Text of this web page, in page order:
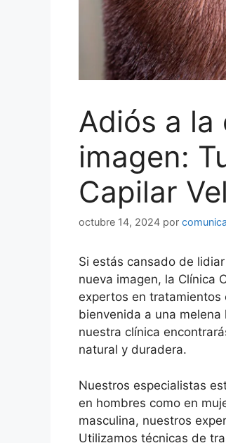
Adiós a la
imagen:
Capilar
octubre 14, 2024 por
Si estás cansado de
nueva imagen, la Clínica
expertos en tratamientos
bienvenida a una
nuestra clínica
natural y duradera.
Nuestros especialistas
en hombres como en
masculina, nuestros
Utilizamos técnicas de